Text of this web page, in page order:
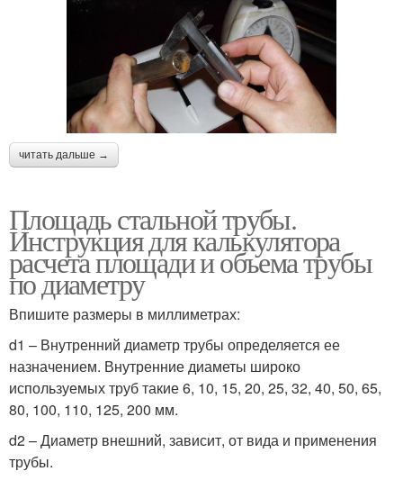
читать дальше →
Площадь стальной трубы.
Инструкция для калькулятора
расчета площади и объема трубы
по диаметру
Впишите размеры в миллиметрах:
d1 – Внутренний диаметр трубы определяется ее
назначением. Внутренние диаметы широко
используемых труб такие 6, 10, 15, 20, 25, 32, 40, 50, 65,
80, 100, 110, 125, 200 мм.
d2 – Диаметр внешний, зависит, от вида и применения
трубы.